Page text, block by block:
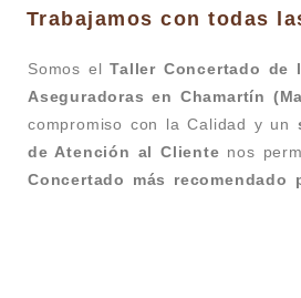
Trabajamos con todas
Somos elTaller Concertado de
Aseguradoras en Chamartín
compromiso con la Calidad y un
de Atención al Cliente nos
Concertado más recomendado